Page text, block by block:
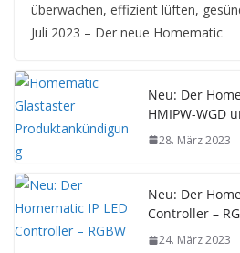
überwachen, effizient lüften,
Juli 2023 – Der neue Homematic
Neu: Der
HMIPW-WGD
28. März 2023
Neu: Der
Controller –
24. März 2023